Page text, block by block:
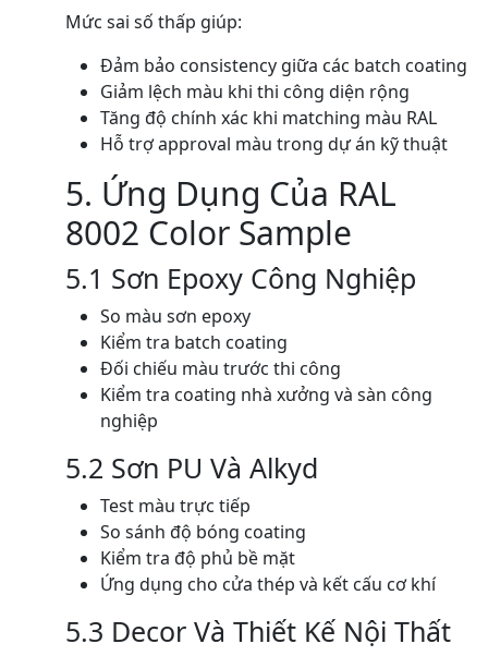
Mức sai số thấp giúp:
Đảm bảo consistency giữa các batch coating
Giảm lệch màu khi thi công diện rộng
Tăng độ chính xác khi matching màu RAL
Hỗ trợ approval màu trong dự án kỹ thuật
5. Ứng Dụng Của RAL
8002 Color Sample
5.1 Sơn Epoxy Công Nghiệp
So màu sơn epoxy
Kiểm tra batch coating
Đối chiếu màu trước thi công
Kiểm tra coating nhà xưởng và sàn công
nghiệp
5.2 Sơn PU Và Alkyd
Test màu trực tiếp
So sánh độ bóng coating
Kiểm tra độ phủ bề mặt
Ứng dụng cho cửa thép và kết cấu cơ khí
5.3 Decor Và Thiết Kế Nội Thất